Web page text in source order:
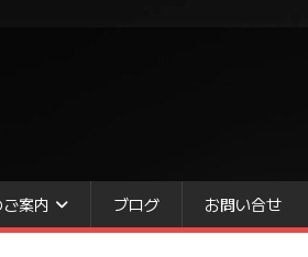
案内 ブログ お問い合せ